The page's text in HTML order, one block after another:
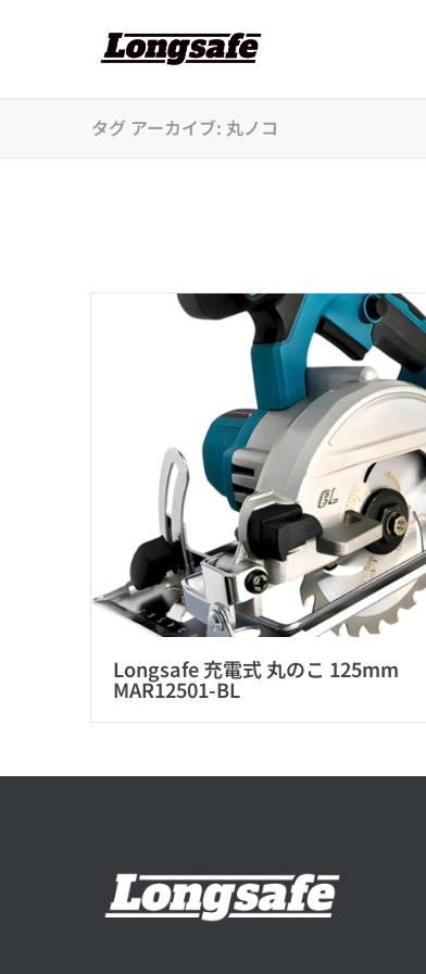
タグ アーカイブ: 丸ノコ
Longsafe 充電式 丸のこ 125mm
MAR12501-BL